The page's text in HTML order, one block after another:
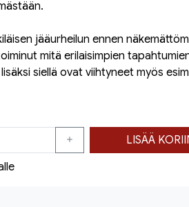
jääurheilun ennen
mitä erilaisimpien
siellä ovat viihtyneet myös
LISÄÄ